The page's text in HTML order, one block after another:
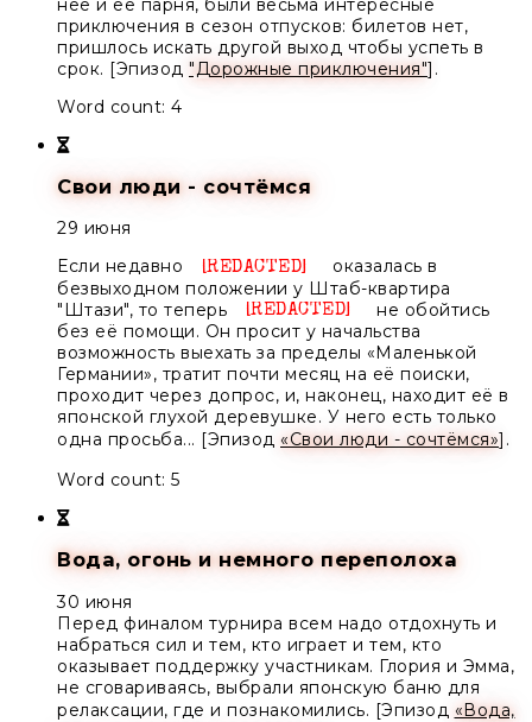
неё и её парня, были весьма интересные
приключения в сезон отпусков: билетов нет,
пришлось искать другой выход чтобы успеть в
срок. [Эпизод "Дорожные приключения"].
Word count: 4
Свои люди - сочтёмся
29 июня
Если недавно
Unknown
оказалась в
безвыходном положении у Штаб-квартира
"Штази", то теперь Unknown
не обойтись
без её помощи. Он просит у начальства
возможность выехать за пределы «Маленькой
Германии», тратит почти месяц на её поиски,
проходит через допрос, и, наконец, находит её в
японской глухой деревушке. У него есть только
одна просьба... [Эпизод «Свои люди - сочтёмся»].
Word count: 5
Вода, огонь и немного переполоха
30 июня
Перед финалом турнира всем надо отдохнуть и
набраться сил и тем, кто играет и тем, кто
оказывает поддержку участникам. Глория и Эмма,
не сговариваясь, выбрали японскую баню для
релаксации, где и познакомились. [Эпизод «Вода,